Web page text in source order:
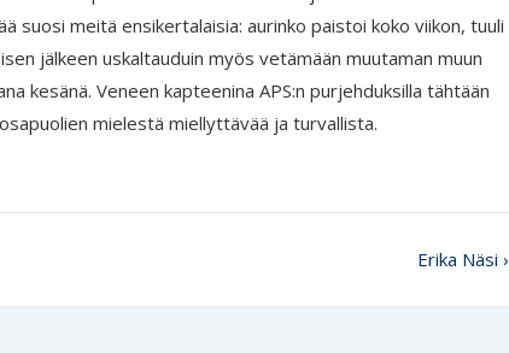
suosi meitä ensikertalaisia: aurinko paistoi koko viikon, tuuli
jälkeen uskaltauduin myös vetämään muutaman muun
kesänä. Veneen kapteenina APS:n purjehduksilla tähtään
mielestä miellyttävää ja turvallista.
Seuraava
Erika Näsi ›